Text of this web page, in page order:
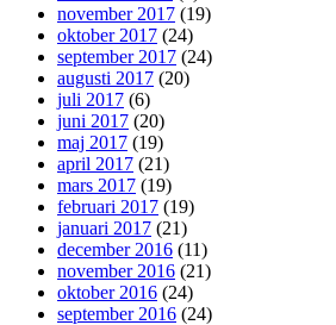
november 2017 (19)
oktober 2017 (24)
september 2017 (24)
augusti 2017 (20)
juli 2017 (6)
juni 2017 (20)
maj 2017 (19)
april 2017 (21)
mars 2017 (19)
februari 2017 (19)
januari 2017 (21)
december 2016 (11)
november 2016 (21)
oktober 2016 (24)
september 2016 (24)